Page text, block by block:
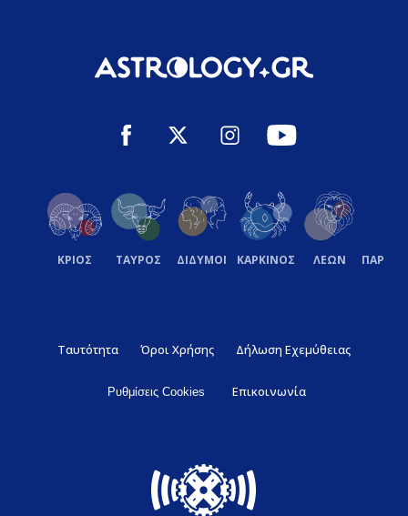
ΚΡΙΟΣ ΤΑΥΡΟΣ ΔΙΔΥΜΟΙ ΚΑΡΚΙΝΟΣ ΛΕΩΝ
Ταυτότητα Όροι Χρήσης Δήλωση Εχεμύθειας
Ρυθμίσεις Cookies Επικοινωνία